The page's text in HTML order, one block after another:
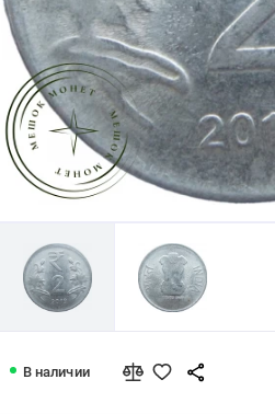
В наличии